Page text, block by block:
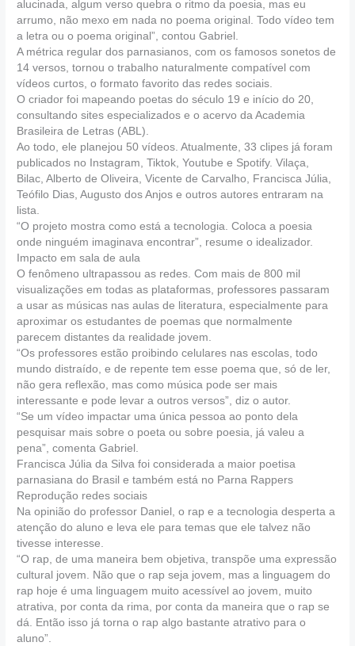
alucinada, algum verso quebra o ritmo da poesia, mas eu
arrumo, não mexo em nada no poema original. Todo vídeo tem
a letra ou o poema original”, contou Gabriel.
A métrica regular dos parnasianos, com os famosos sonetos de
14 versos, tornou o trabalho naturalmente compatível com
vídeos curtos, o formato favorito das redes sociais.
O criador foi mapeando poetas do século 19 e início do 20,
consultando sites especializados e o acervo da Academia
Brasileira de Letras (ABL).
Ao todo, ele planejou 50 vídeos. Atualmente, 33 clipes já foram
publicados no Instagram, Tiktok, Youtube e Spotify. Vilaça,
Bilac, Alberto de Oliveira, Vicente de Carvalho, Francisca Júlia,
Teófilo Dias, Augusto dos Anjos e outros autores entraram na
lista.
“O projeto mostra como está a tecnologia. Coloca a poesia
onde ninguém imaginava encontrar”, resume o idealizador.
Impacto em sala de aula
O fenômeno ultrapassou as redes. Com mais de 800 mil
visualizações em todas as plataformas, professores passaram
a usar as músicas nas aulas de literatura, especialmente para
aproximar os estudantes de poemas que normalmente
parecem distantes da realidade jovem.
“Os professores estão proibindo celulares nas escolas, todo
mundo distraído, e de repente tem esse poema que, só de ler,
não gera reflexão, mas como música pode ser mais
interessante e pode levar a outros versos”, diz o autor.
“Se um vídeo impactar uma única pessoa ao ponto dela
pesquisar mais sobre o poeta ou sobre poesia, já valeu a
pena”, comenta Gabriel.
Francisca Júlia da Silva foi considerada a maior poetisa
parnasiana do Brasil e também está no Parna Rappers
Reprodução redes sociais
Na opinião do professor Daniel, o rap e a tecnologia desperta a
atenção do aluno e leva ele para temas que ele talvez não
tivesse interesse.
“O rap, de uma maneira bem objetiva, transpõe uma expressão
cultural jovem. Não que o rap seja jovem, mas a linguagem do
rap hoje é uma linguagem muito acessível ao jovem, muito
atrativa, por conta da rima, por conta da maneira que o rap se
dá. Então isso já torna o rap algo bastante atrativo para o
aluno”.